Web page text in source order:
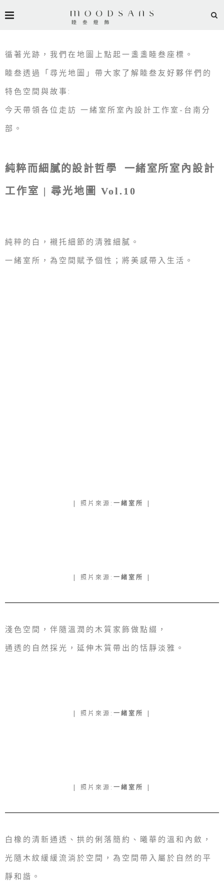
循著光跡，我們在地圖上點起一盞盞睦叁座標。
睦叁透過「尋光地圖」帶大家了解睦叁友好夥伴們的
特色空間與故事:
今天帶領各位走訪 一緒室所室內設計工作室-台南分
部。
純粹而細膩的設計哲學 一緒室所室內設計
工作室 | 尋光地圖 Vol.10
純粹的白，襯托細節的清雅細膩。
一緒室所，為空間賦予個性； 將美感帶入生活。
| 照片來源: 一緒室所 |
| 照片來源: 一緒室所 |
淺色空間，伴隨溫潤的木質家飾做點綴，
通透的自然採光，延伸木質帶出的恬靜淡雅。
| 照片來源: 一緒室所 |
| 照片來源: 一緒室所 |
白橡的清新通透、拱的俐落簡約、曦華的溫和內斂，
光隨木紋緩緩流淌於空間， 為空間帶入屬於自然的平
靜和諧。